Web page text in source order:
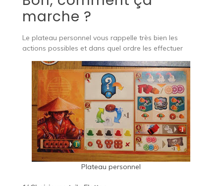
marche ?
Le plateau personnel vous rappelle très bien les
actions possibles et dans quel ordre les effectuer
Plateau personnel